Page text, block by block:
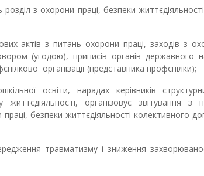
з охорони праці, безпеки
актів з питань охорони праці, заходів з
(угодою), приписів органів державного
організації (представника профспілки);
освіти, нарадах керівників
організовує звітування з
безпеки життєдіяльності колективного
травматизму і зниження